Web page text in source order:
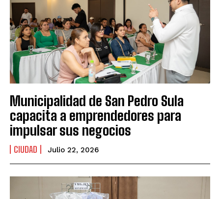
Municipalidad de San Pedro Sula
capacita a emprendedores para
impulsar sus negocios
CIUDAD Julio 22, 2026